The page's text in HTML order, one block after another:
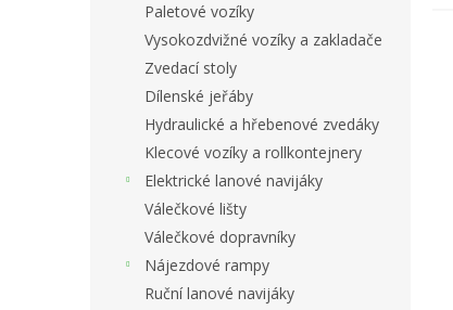
Paletové vozíky
Vysokozdvižné vozíky a zakladače
Zvedací stoly
Dílenské jeřáby
Hydraulické a hřebenové zvedáky
Klecové vozíky a rollkontejnery
Elektrické lanové navijáky
Válečkové lišty
Válečkové dopravníky
Nájezdové rampy
Ruční lanové navijáky